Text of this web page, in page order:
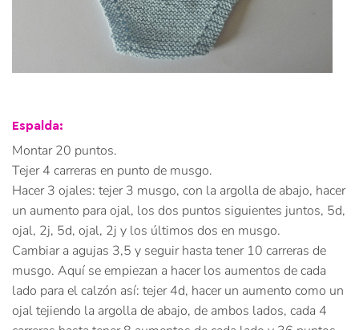
Espalda:
Montar 20 puntos.
Tejer 4 carreras en punto de musgo.
Hacer 3 ojales: tejer 3 musgo, con la argolla de abajo, hacer
un aumento para ojal, los dos puntos siguientes juntos, 5d,
ojal, 2j, 5d, ojal, 2j y los últimos dos en musgo.
Cambiar a agujas 3,5 y seguir hasta tener 10 carreras de
musgo. Aquí se empiezan a hacer los aumentos de cada
lado para el calzón así: tejer 4d, hacer un aumento como un
ojal tejiendo la argolla de abajo, de ambos lados, cada 4